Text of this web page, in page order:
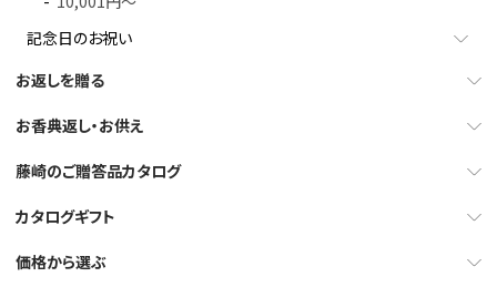
記念日のお祝い
お返しを贈る
お香典返し・お供え
藤崎のご贈答品カタログ
カタログギフト
価格から選ぶ